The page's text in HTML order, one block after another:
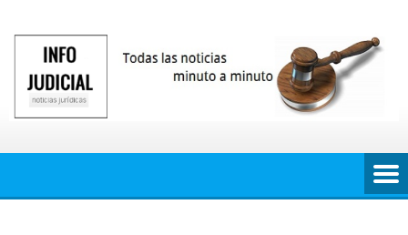
contenido